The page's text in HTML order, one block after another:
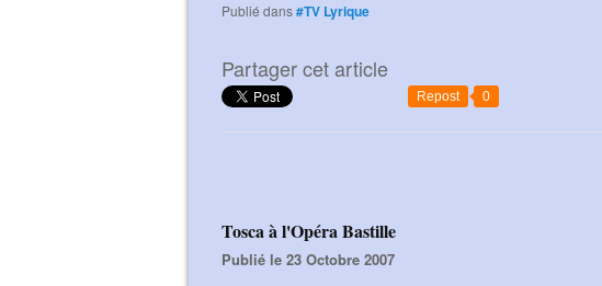
Publié dans#TV Lyrique
Partager cet article
Repost 0
Tosca à l'Opéra Bastille
Publié le 23 Octobre 2007